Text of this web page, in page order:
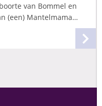
van Bommel en
(een) Mantelmama…